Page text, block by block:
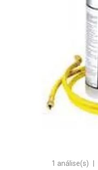
1 análise(s)